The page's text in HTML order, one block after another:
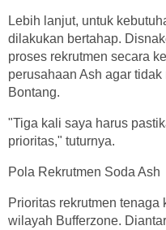
Lebih lanjut, untuk
dilakukan bertahap.
proses rekrutmen secara
perusahaan Ash agar
Bontang.
"Tiga kali saya harus
prioritas," tuturnya.
Pola Rekrutmen Soda Ash
Prioritas rekrutmen
wilayah Bufferzone.